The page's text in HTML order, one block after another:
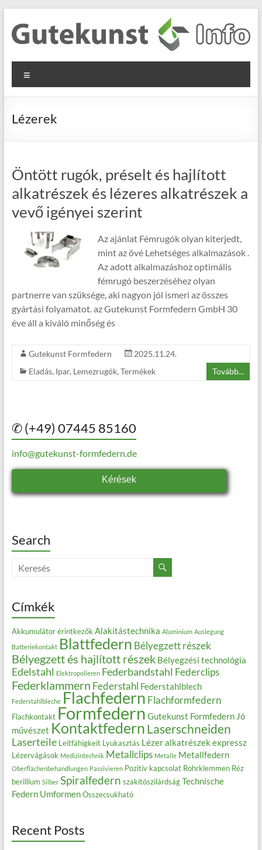
content
Gutekunst
Formfedern
GmbH
Informationen
Flachmaterial
Lézerek
Öntött rugók, préselt és hajlított
alkatrészek és lézeres alkatrészek a
vevő igényei szerint
Az ajánlat Fémrugók olyan kiterjedt,
mint az övé Lehetséges alkalmazások .
Az adott alkalmazáshoz optimális
fémrugó beszerzéséhez olyan
partnerre van szüksége, aki nagyon jól ismeri az összes
gyártási folyamatot. az Gutekunst Formfedern GmbH 30
éve áll a kiváló minőség és
Gutekunst Formfedern
2025.11.24.
Eladás, Ipar, Lemezrugók, Termékek Tovább...
✆ (+49) 07445 85160
info@gutekunst-formfedern.de
Kérések
Search
Címkék
Akkumulátor érintkezők Alakítástechnika Aluminium Auslegung
Batteriekontakt Blattfedern Bélyegzett részek
Bélyegzett és hajlított részek Bélyegzési technológia
Edelstahl Elektropolieren Federbandstahl Federclips
Federklammern Federstahl Federstahlblech
Federstahlbleche Flachfedern Flachformfedern
Flachkontakt Formfedern Gutekunst Formfedern Jó
művészet KontaktfedernLaserschneiden
Laserteile Leitfähigkeit Lyukasztás Lézer alkatrészek expressz
Lézervágások Medizintechnik Metallclips Metalle Metallfedern
Oberflächenbehandlungen Passivieren Pozitív kapcsolat Rohrklemmen Réz
berillium Silber Spiralfedern szakítószilárdság Technische
Federn Umformen Összecsukható
Recent Posts